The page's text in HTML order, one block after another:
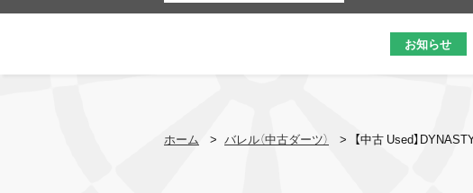
お知らせ
ホーム > バレル（中古ダーツ） > 【中古 Used】